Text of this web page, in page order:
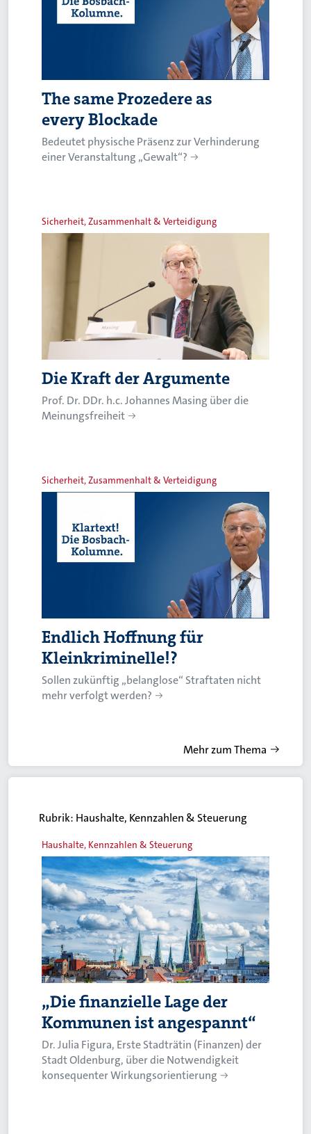
The same Prozedere as
every Blockade
Bedeutet physische Präsenz zur Verhinderung
einer Veranstaltung „Gewalt“?
Sicherheit, Zusammenhalt & Verteidigung
Die Kraft der Argumente
Prof. Dr. DDr. h.c. Johannes Masing über die
Meinungsfreiheit
Sicherheit, Zusammenhalt & Verteidigung
Endlich Hoffnung für
Kleinkriminelle!?
Sollen zukünftig „belanglose“ Straftaten nicht
mehr verfolgt werden?
Mehr zum Thema
Rubrik: Haushalte, Kennzahlen & Steuerung
Haushalte, Kennzahlen & Steuerung
„Die finanzielle Lage der
Kommunen ist angespannt“
Dr. Julia Figura, Erste Stadträtin (Finanzen) der
Stadt Oldenburg, über die Notwendigkeit
konsequenter Wirkungsorientierung